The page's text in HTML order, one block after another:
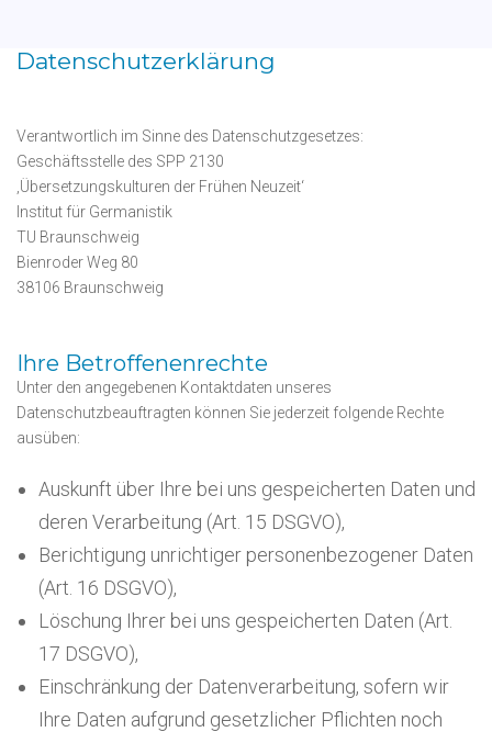
Datenschutzerklärung
Verantwortlich im Sinne des Datenschutzgesetzes:
Geschäftsstelle des SPP 2130
‚Übersetzungskulturen der Frühen Neuzeit‘
Institut für Germanistik
TU Braunschweig
Bienroder Weg 80
38106 Braunschweig
Ihre Betroffenenrechte
Unter den angegebenen Kontaktdaten unseres
Datenschutzbeauftragten können Sie jederzeit folgende Rechte
ausüben:
Auskunft über Ihre bei uns gespeicherten Daten und
deren Verarbeitung (Art. 15 DSGVO),
Berichtigung unrichtiger personenbezogener Daten
(Art. 16 DSGVO),
Löschung Ihrer bei uns gespeicherten Daten (Art.
17 DSGVO),
Einschränkung der Datenverarbeitung, sofern wir
Ihre Daten aufgrund gesetzlicher Pflichten noch